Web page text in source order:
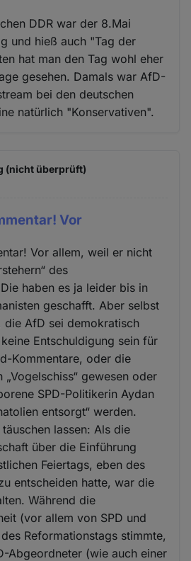
DDR war der 8.Mai
und hieß auch "Tag der
hat man den Tag wohl eher
gesehen. Damals war AfD-
bei den deutschen
natürlich "Konservativen".
(nicht überprüft)
Vor
Vor allem, weil er nicht
des
haben es ja leider bis in
geschafft. Aber selbst
die AfD sei demokratisch
Entschuldigung sein für
Kommentare, oder die
gewesen oder
SPD-Politikerin Aydan
entsorgt“ werden.
lassen: Als die
über die Einführung
Feiertags, eben des
entscheiden hatte, war die
Während die
(vor allem von SPD und
Reformationstags stimmte,
Abgeordneter (wie auch einer